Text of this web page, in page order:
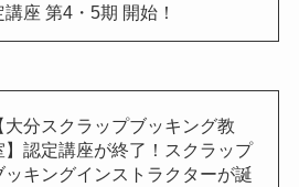
講座 第4・5期 開始！
大分スクラップブッキング教
】認定講座が終了！スクラップ
ッキングインストラクターが誕